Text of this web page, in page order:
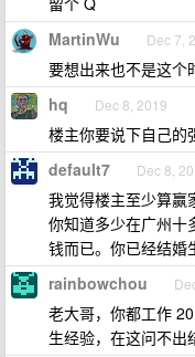
MartinWu Dec 7,
要想出来也不是这个
hq Dec 8, 2019
楼主你要说下自己的
default7 Dec 8,
我觉得楼主至少算赢
你知道多少在广州十
钱而已。你已经结婚
rainbowchou
老大哥，你都工作
生经验，在这问不出